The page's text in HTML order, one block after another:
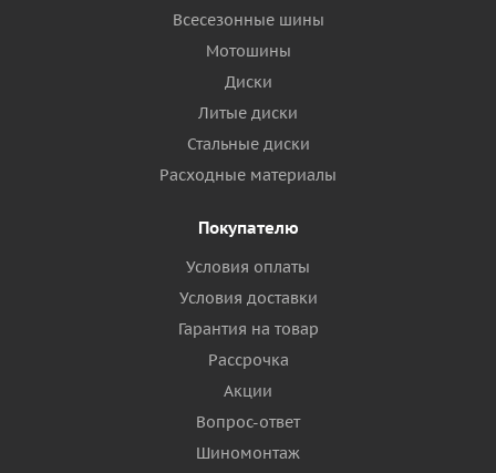
Всесезонные шины
Мотошины
Диски
Литые диски
Стальные диски
Расходные материалы
Покупателю
Условия оплаты
Условия доставки
Гарантия на товар
Рассрочка
Акции
Вопрос-ответ
Шиномонтаж